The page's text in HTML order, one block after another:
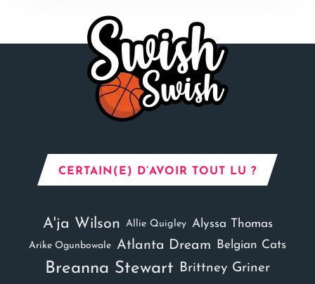
CERTAIN(E) D’AVOIR TOUT LU ?
A'ja Wilson Allie Quigley Alyssa Thomas
Arike Ogunbowale Atlanta Dream Belgian Cats
Breanna Stewart Brittney Griner